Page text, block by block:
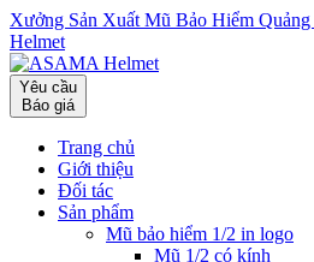
Xưởng Sản Xuất Mũ Bảo Hiểm
Helmet
Yêu cầu
Báo giá
Trang chủ
Giới thiệu
Đối tác
Sản phẩm
Mũ bảo hiểm 1/2 in logo
Mũ 1/2 có kính